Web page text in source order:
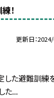
！
更新日
した避難訓練
た...